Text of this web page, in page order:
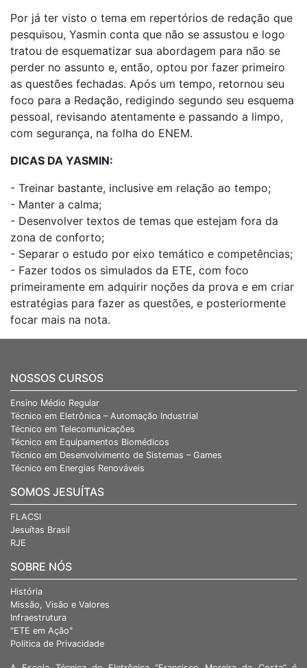
Por já ter visto o tema em repertórios de redação que
pesquisou, Yasmin conta que não se assustou e logo
tratou de esquematizar sua abordagem para não se
perder no assunto e, então, optou por fazer primeiro
as questões fechadas. Após um tempo, retornou seu
foco para a Redação, redigindo segundo seu esquema
pessoal, revisando atentamente e passando a limpo,
com segurança, na folha do ENEM.
DICAS DA YASMIN:
- Treinar bastante, inclusive em relação ao tempo;
- Manter a calma;
- Desenvolver textos de temas que estejam fora da
zona de conforto;
- Separar o estudo por eixo temático e competências;
- Fazer todos os simulados da ETE, com foco
primeiramente em adquirir noções da prova e em criar
estratégias para fazer as questões, e posteriormente
focar mais na nota.
NOSSOS CURSOS
Ensino Médio Regular
Técnico em Eletrônica – Automação Industrial
Técnico em Telecomunicações
Técnico em Equipamentos Biomédicos
Técnico em Desenvolvimento de Sistemas – Games
Técnico em Energias Renováveis
SOMOS JESUÍTAS
FLACSI
Jesuítas Brasil
RJE
SOBRE NÓS
História
Missão, Visão e Valores
Infraestrutura
"ETE em Ação"
Politica de Privacidade